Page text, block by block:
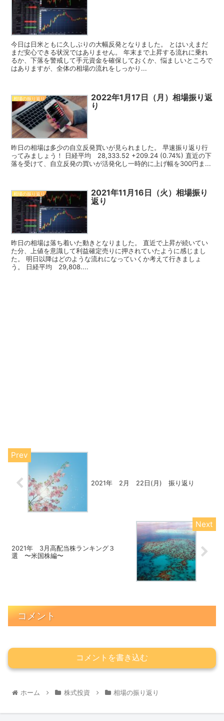
今日は日米ともに久しぶりの大幅反発となりました。 とはいえまだ
まだ安心できる状況ではありません。 年末まで上昇する流れに乗れ
るか、下落を警戒して手元資金を確保しておくか、悩ましいところで
はありますが、全体の相場の流れをしっかり...
相場の振り返り
2022年1月17日（月）相場振り返
り
昨日の相場は多少の自立反発買いが見られました。 早速振り返り行
ってみましょう！ 日経平均 28,333.52 +209.24 (0.74%) 直近の下
落を受けて、自立反発の買いが活発化し一時的に上げ幅を300円ま...
相場の振り返り
2021年11月16日（火）相場振り
返り
昨日の相場は落ち着いた動きとなりました。 直近で上昇が続いてい
た分、上値を意識して利益確定売りに押されていたように感じまし
た。 明日以降はどのような流れになっていくか考えて行きましょ
う。 日経平均 29,808....
2021年 2月 22日(月) 振り返り
2021年 3月高配当株ランキング３
選 〜米国株編〜
コメント
コメントを書き込む
ホーム 株式投資 相場の振り返り